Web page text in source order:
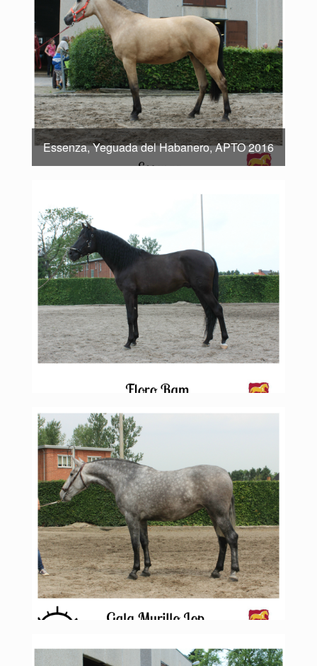
Essenza, Yeguada del Habanero, APTO 2016